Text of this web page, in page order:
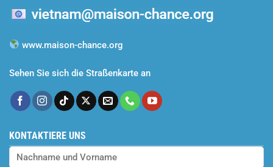
www.maison-chance.org
Sehen Sie sich die Straßenkarte an
KONTAKTIERE UNS